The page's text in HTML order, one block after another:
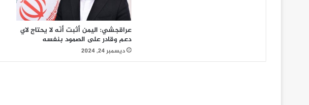
عراقجشي: اليمن أثبت أنّه لا يحتاج لاي
دعم وقادر على الصمود بنفسه
ديسمبر 24, 2024